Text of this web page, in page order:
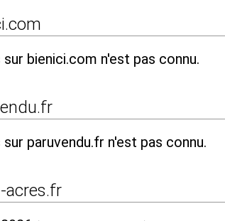
bienici.com n'est pas connu.
paruvendu.fr n'est pas connu.
acres.fr